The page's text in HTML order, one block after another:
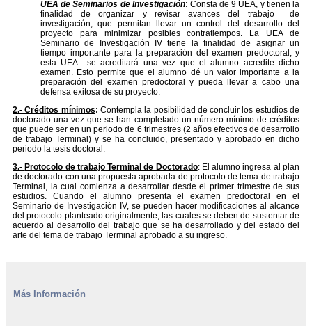
UEA de Seminarios de Investigación: Consta de 9 UEA, y tienen la
finalidad de organizar y revisar avances del trabajo de
investigación, que permitan llevar un control del desarrollo del
proyecto para minimizar posibles contratiempos. La UEA de
Seminario de Investigación IV tiene la finalidad de asignar un
tiempo importante para la preparación del examen predoctoral, y
esta UEA se acreditará una vez que el alumno acredite dicho
examen. Esto permite que el alumno dé un valor importante a la
preparación del examen predoctoral y pueda llevar a cabo una
defensa exitosa de su proyecto.
2.- Créditos mínimos: Contempla la posibilidad de concluir los estudios de
doctorado una vez que se han completado un número mínimo de créditos
que puede ser en un periodo de 6 trimestres (2 años efectivos de desarrollo
de trabajo Terminal) y se ha concluido, presentado y aprobado en dicho
periodo la tesis doctoral.
3.- Protocolo de trabajo Terminal de Doctorado: El alumno ingresa al plan
de doctorado con una propuesta aprobada de protocolo de tema de trabajo
Terminal, la cual comienza a desarrollar desde el primer trimestre de sus
estudios. Cuando el alumno presenta el examen predoctoral en el
Seminario de Investigación IV, se pueden hacer modificaciones al alcance
del protocolo planteado originalmente, las cuales se deben de sustentar de
acuerdo al desarrollo del trabajo que se ha desarrollado y del estado del
arte del tema de trabajo Terminal aprobado a su ingreso.
Más Información